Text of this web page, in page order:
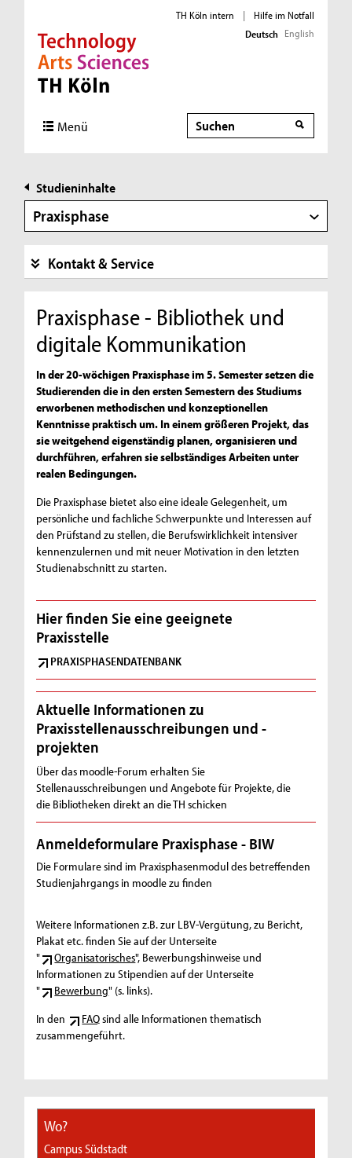
Direkt zur Hauptnavigation
Direkt zur Subnavigation
Direkt zum Inhalt
Direkt zum Fußbereich
TH Köln intern |
Hilfe im Notfall
Deutsch English
Menü Suche
Studieninhalte
Praxisphase
Kontakt & Service
Praxisphase - Bibliothek und
digitale Kommunikation
In der 20-wöchigen Praxisphase im 5. Semester setzen die
Studierenden die in den ersten Semestern des Studiums
erworbenen methodischen und konzeptionellen
Kenntnisse praktisch um. In einem größeren Projekt, das
sie weitgehend eigenständig planen, organisieren und
durchführen, erfahren sie selbständiges Arbeiten unter
realen Bedingungen.
Die Praxisphase bietet also eine ideale Gelegenheit, um
persönliche und fachliche Schwerpunkte und Interessen auf
den Prüfstand zu stellen, die Berufswirklichkeit intensiver
kennenzulernen und mit neuer Motivation in den letzten
Studienabschnitt zu starten.
Hier finden Sie eine geeignete
Praxisstelle
PRAXISPHASENDATENBANK
Aktuelle Informationen zu
Praxisstellenausschreibungen und -
projekten
Über das moodle-Forum erhalten Sie
Stellenausschreibungen und Angebote für Projekte, die
die Bibliotheken direkt an die TH schicken
Anmeldeformulare Praxisphase - BIW
Die Formulare sind im Praxisphasenmodul des betreffenden
Studienjahrgangs in moodle zu finden
Weitere Informationen z.B. zur LBV-Vergütung, zu Bericht,
Plakat etc. finden Sie auf der Unterseite
"
Organisatorisches", Bewerbungshinweise und
Informationen zu Stipendien auf der Unterseite
"
Bewerbung" (s. links).
In den
FAQsind alle Informationen thematisch
zusammengeführt.
Wo?
Campus Südstadt